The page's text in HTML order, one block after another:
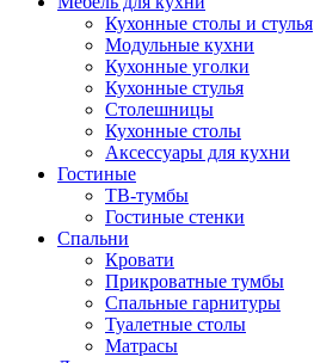
Кухонные столы и стулья
Модульные кухни
Кухонные уголки
Кухонные стулья
Столешницы
Кухонные столы
Аксессуары для кухни
Гостиные
ТВ-тумбы
Гостиные стенки
Спальни
Кровати
Прикроватные тумбы
Спальные гарнитуры
Туалетные столы
Матрасы